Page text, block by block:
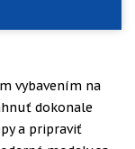
vybavením na
dokonale
a pripraviť